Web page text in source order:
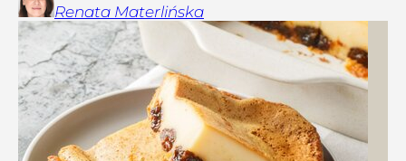
Renata Materlińska